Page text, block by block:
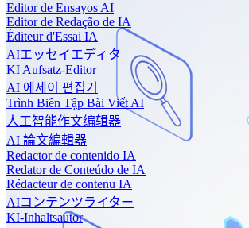
Editor de Ensayos AI
Editor de Redação de IA
Éditeur d'Essai IA
AIエッセイエディタ
KI Aufsatz-Editor
AI 에세이 편집기
Trình Biên Tập Bài Viết AI
人工智能作文编辑器
AI 論文編輯器
Redactor de contenido IA
Redator de Conteúdo de IA
Rédacteur de contenu IA
AIコンテンツライター
KI-Inhaltsautor